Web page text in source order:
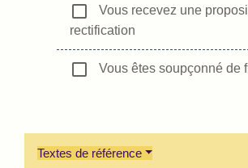
check_box_outline_blank
Vous recevez une
rectification
check_box_outline_blank Vous êtes soupçonné de
Textes de référence